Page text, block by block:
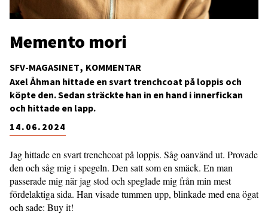
SFV-MAGASINET KOMMENTAR
Memento mori
14.06.2024
Axel Åhman hittade en svart trenchcoat på loppis och
köpte den. Sedan sträckte han in en hand i innerfickan
och hittade en lapp.
Jag hittade en svart trenchcoat på loppis. Såg oanvänd ut. Provade
den och såg mig i spegeln. Den satt som en smäck. En man
passerade mig när jag stod och speglade mig från min mest
fördelaktiga sida. Han visade tummen upp, blinkade med ena ögat
och sade: Buy it!